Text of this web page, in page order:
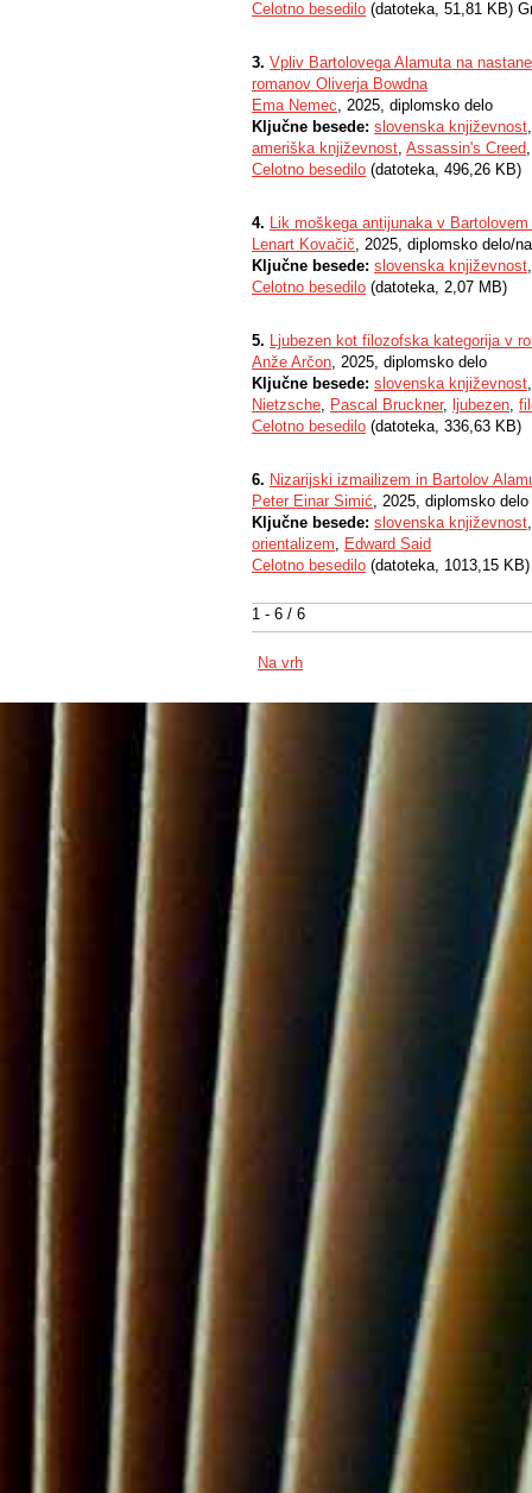
1 - 6 / 6
Celotno besedilo (datoteka, 51,81 KB)
3. Vpliv Bartolovega Alamuta na
romanov Oliverja Bowdna
Ema Nemec, 2025, diplomsko delo
Ključne besede: slovenska književnost
ameriška književnost, Assassin's Creed
Celotno besedilo (datoteka, 496,26 KB)
4. Lik moškega antijunaka v Bartolovem
Lenart Kovačič, 2025, diplomsko delo/
Ključne besede: slovenska književnost
Celotno besedilo (datoteka, 2,07 MB)
5. Ljubezen kot filozofska kategorija v
Anže Arčon, 2025, diplomsko delo
Ključne besede: slovenska književnost
Nietzsche, Pascal Bruckner, ljubezen,
Celotno besedilo (datoteka, 336,63 KB)
6. Nizarijski izmailizem in Bartolov
Peter Einar Simić, 2025, diplomsko delo
Ključne besede: slovenska književnost
orientalizem, Edward Said
Celotno besedilo (datoteka, 1013,15 KB)
Na vrh